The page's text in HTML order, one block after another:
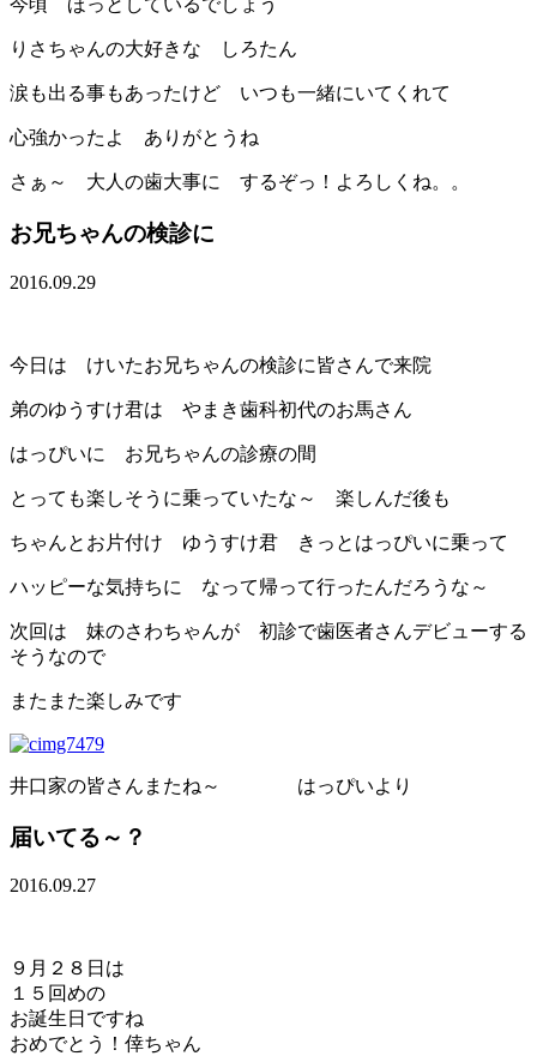
今頃 ほっとしているでしょう
りさちゃんの大好きな しろたん
涙も出る事もあったけど いつも一緒にいてくれて
心強かったよ ありがとうね
さぁ～ 大人の歯大事に するぞっ！よろしくね。。
お兄ちゃんの検診に
2016.09.29
今日は けいたお兄ちゃんの検診に皆さんで来院
弟のゆうすけ君は やまき歯科初代のお馬さん
はっぴいに お兄ちゃんの診療の間
とっても楽しそうに乗っていたな～ 楽しんだ後も
ちゃんとお片付け ゆうすけ君 きっとはっぴいに乗って
ハッピーな気持ちに なって帰って行ったんだろうな～
次回は 妹のさわちゃんが 初診で歯医者さんデビューする
そうなので
またまた楽しみです
井口家の皆さんまたね～ はっぴいより
届いてる～？
2016.09.27
９月２８日は
１５回めの
お誕生日ですね
おめでとう！倖ちゃん